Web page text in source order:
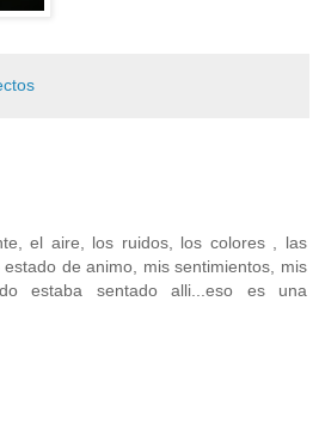
el aire, los ruidos, los colores , las
de animo, mis sentimientos, mis
estaba sentado alli...eso es una